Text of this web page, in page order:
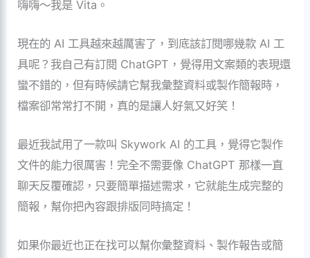
嗨嗨～我是 Vita。
現在的 AI 工具越來越厲害了，到底該訂閱哪幾款 AI 工
具呢？我自己有訂閱 ChatGPT，覺得用文案類的表現還
蠻不錯的，但有時候請它幫我彙整資料或製作簡報時，
檔案卻常常打不開，真的是讓人好氣又好笑！
最近我試用了一款叫 Skywork AI 的工具，覺得它製作
文件的能力很厲害！完全不需要像 ChatGPT 那樣一直
聊天反覆確認，只要簡單描述需求，它就能生成完整的
簡報，幫你把內容跟排版同時搞定！
如果你最近也正在找可以幫你彙整資料、製作報告或簡